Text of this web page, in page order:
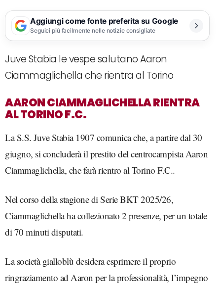
Aggiungi come fonte preferita su Google
Seguici più facilmente nelle notizie consigliate
Juve Stabia le vespe salutano Aaron
Ciammaglichella che rientra al Torino
AARON CIAMMAGLICHELLA RIENTRA
AL TORINO F.C.
La S.S. Juve Stabia 1907 comunica che, a partire dal 30
giugno, si concluderà il prestito del centrocampista Aaron
Ciammaglichella, che farà rientro al Torino F.C..
Nel corso della stagione di Serie BKT 2025/26,
Ciammaglichella ha collezionato 2 presenze, per un totale
di 70 minuti disputati.
La società gialloblù desidera esprimere il proprio
ringraziamento ad Aaron per la professionalità, l’impegno